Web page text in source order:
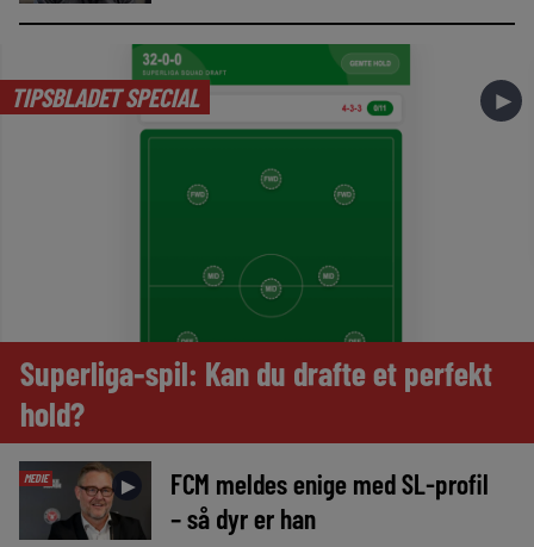
TIPSBLADET SPECIAL ►
Superliga-spil: Kan du drafte et perfekt
hold?
MEDIE ►
FCM meldes enige med SL-profil
– så dyr er han